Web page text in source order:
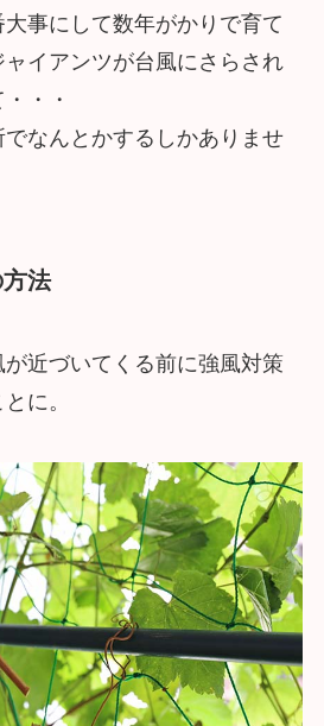
事にして数年がかりで育て
イアンツが台風にさらされ
・・
なんとかするしかありませ
法
近づいてくる前に強風対策
に。